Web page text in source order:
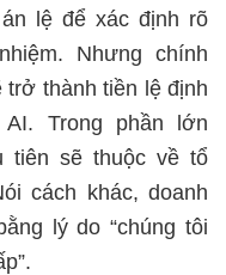
lệ để xác định rõ
Nhưng chính
trở thành tiền lệ định
Trong phần lớn
tiên sẽ thuộc về tổ
cách khác, doanh
lý do “chúng tôi